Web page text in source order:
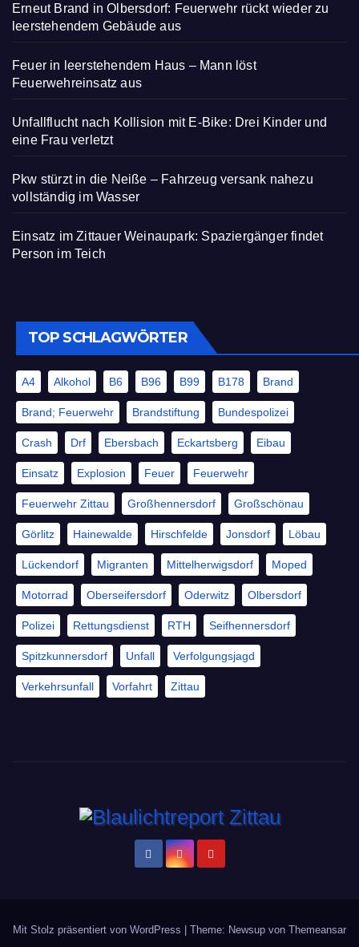
Erneut Brand in Olbersdorf: Feuerwehr rückt wieder zu
leerstehendem Gebäude aus
Feuer in leerstehendem Haus – Mann löst
Feuerwehreinsatz aus
Unfallflucht nach Kollision mit E-Bike: Drei Kinder und
eine Frau verletzt
Pkw stürzt in die Neiße – Fahrzeug versank nahezu
vollständig im Wasser
Einsatz im Zittauer Weinaupark: Spaziergänger findet
Person im Teich
TOP SCHLAGWÖRTER
A4 Alkohol B6 B96 B99 B178 Brand
Brand; Feuerwehr Brandstiftung Bundespolizei
Crash Drf Ebersbach Eckartsberg Eibau
Einsatz Explosion Feuer Feuerwehr
Feuerwehr Zittau Großhennersdorf Großschönau
Görlitz Hainewalde Hirschfelde Jonsdorf Löbau
Lückendorf Migranten Mittelherwigsdorf Moped
Motorrad Oberseifersdorf Oderwitz Olbersdorf
Polizei Rettungsdienst RTH Seifhennersdorf
Spitzkunnersdorf Unfall Verfolgungsjagd
Verkehrsunfall Vorfahrt Zittau
Mit Stolz präsentiert von WordPress Theme: Newsup von Themeansar